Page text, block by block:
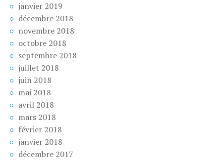
janvier 2019
décembre 2018
novembre 2018
octobre 2018
septembre 2018
juillet 2018
juin 2018
mai 2018
avril 2018
mars 2018
février 2018
janvier 2018
décembre 2017